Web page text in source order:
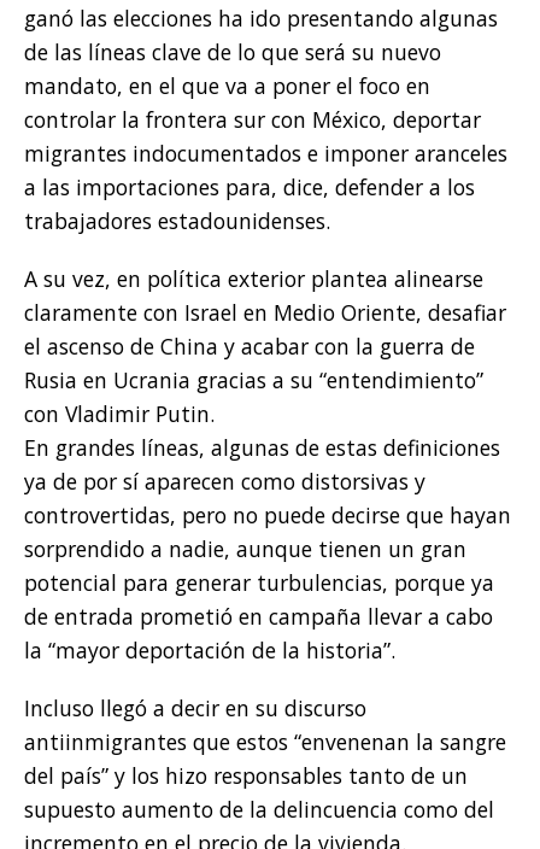
ganó las elecciones ha ido presentando algunas
de las líneas clave de lo que será su nuevo
mandato, en el que va a poner el foco en
controlar la frontera sur con México, deportar
migrantes indocumentados e imponer aranceles
a las importaciones para, dice, defender a los
trabajadores estadounidenses.
A su vez, en política exterior plantea alinearse
claramente con Israel en Medio Oriente, desafiar
el ascenso de China y acabar con la guerra de
Rusia en Ucrania gracias a su “entendimiento”
con Vladimir Putin.
En grandes líneas, algunas de estas definiciones
ya de por sí aparecen como distorsivas y
controvertidas, pero no puede decirse que hayan
sorprendido a nadie, aunque tienen un gran
potencial para generar turbulencias, porque ya
de entrada prometió en campaña llevar a cabo
la “mayor deportación de la historia”.
Incluso llegó a decir en su discurso
antiinmigrantes que estos “envenenan la sangre
del país” y los hizo responsables tanto de un
supuesto aumento de la delincuencia como del
incremento en el precio de la vivienda.